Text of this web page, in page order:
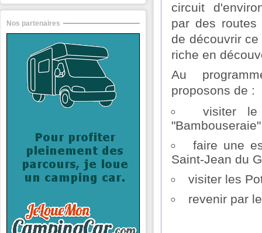
circuit
par des routes
de découvrir
riche en
Au
proposons de :
visiter
faire une
Saint-Jean du
visiter les
revenir par
Nos partenaires